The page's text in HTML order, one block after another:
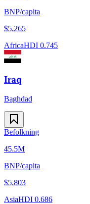
BNP/capita
$5,265
AfricaHDI 0.745
Iraq
Baghdad
Befolkning
45.5M
BNP/capita
$5,803
AsiaHDI 0.686